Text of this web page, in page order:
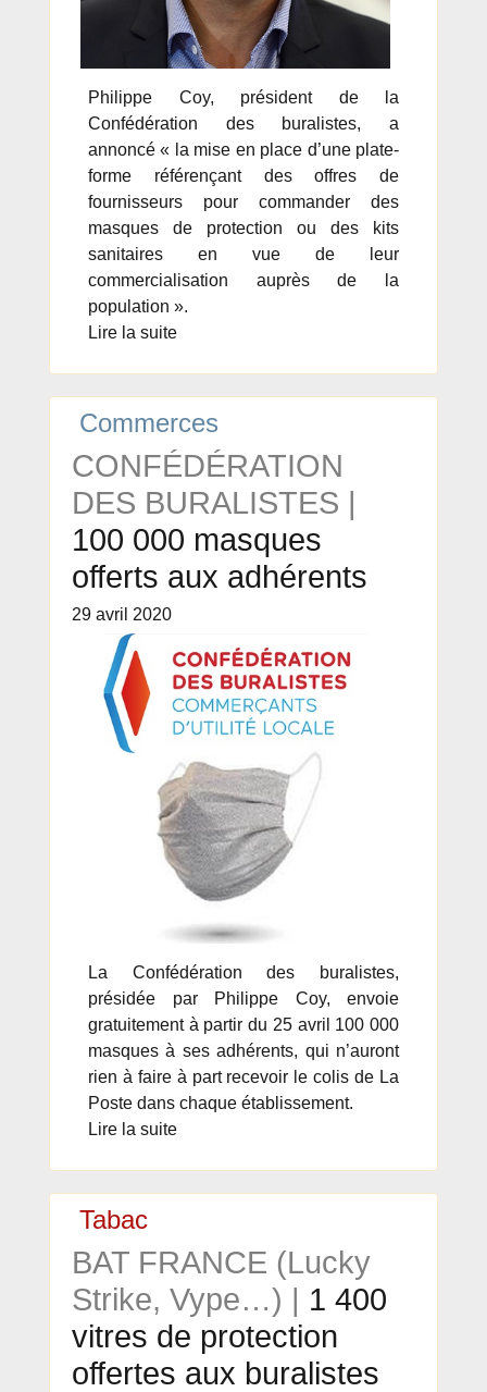
Philippe Coy, président de la
Confédération des buralistes, a
annoncé « la mise en place d’une plate-
forme référençant des offres de
fournisseurs pour commander des
masques de protection ou des kits
sanitaires en vue de leur
commercialisation auprès de la
population ».
Lire la suite
Commerces
CONFÉDÉRATION
DES BURALISTES |
100 000 masques
offerts aux adhérents
29 avril 2020
La Confédération des buralistes,
présidée par Philippe Coy, envoie
gratuitement à partir du 25 avril 100 000
masques à ses adhérents, qui n’auront
rien à faire à part recevoir le colis de La
Poste dans chaque établissement.
Lire la suite
Tabac
BAT FRANCE (Lucky
Strike, Vype…) | 1 400
vitres de protection
offertes aux buralistes